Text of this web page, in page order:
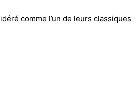
comme l’un de leurs classiques